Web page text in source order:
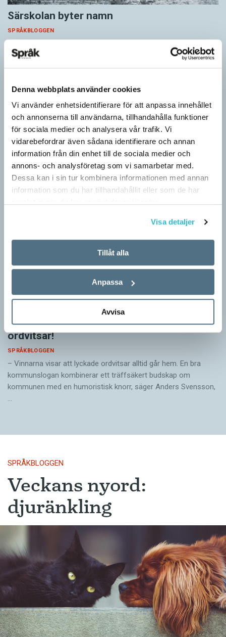
Denna webbplats använder cookies
Vi använder enhetsidentifierare för att anpassa innehållet
och annonserna till användarna, tillhandahålla funktioner
för sociala medier och analysera vår trafik. Vi
vidarebefordrar även sådana identifierare och annan
information från din enhet till de sociala medier och
annons- och analysföretag som vi samarbetar med.
Dessa kan i sin tur kombinera informationen med annan
information som du har tillhandahållit eller som de har
Visa detaljer
Tillåt alla
Anpassa
Avvisa
Särskolan byter namn
SPRÅKBLOGGEN
gymnasiesärskolan till anpassad gymnasieskola. En som har
stor del i att detta namnbyte sker är artonåriga Leo Lust…
Pressmeddelande: Hjovisst älskar vi
ordvitsar!
SPRÅKBLOGGEN
– Vinnarna visar att lyckade ordvitsar alltid går hem. En bra
kommunslogan kombinerar ett träffsäkert budskap om
kommunen med en humoristisk knorr, säger Anders Svensson,
…
SPRÅKBLOGGEN
Veckans nyord:
djuränkling